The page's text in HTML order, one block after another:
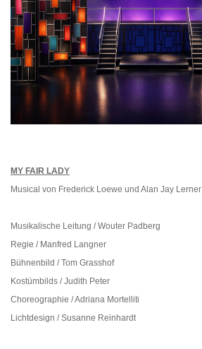
MY FAIR LADY
Musical von Frederick Loewe und Alan Jay Lerner
Musikalische Leitung / Wouter Padberg
Regie / Manfred Langner
Bühnenbild / Tom Grasshof
Kostümbilds / Judith Peter
Choreographie / Adriana Mortelliti
Lichtdesign / Susanne Reinhardt